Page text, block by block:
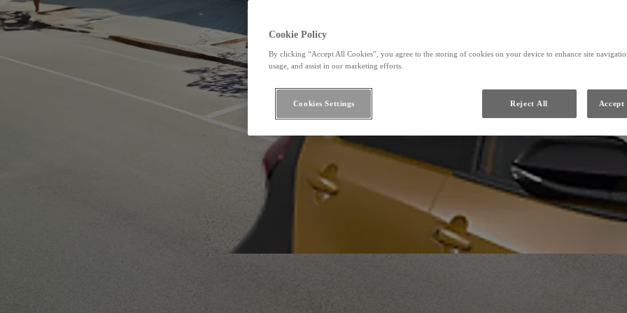
Cookie Policy
By clicking “Accept All Cookies”, you agree to the storing of cookies on your device to enhance site
usage, and assist in our marketing efforts.
Reject All Accept
Cookies Settings